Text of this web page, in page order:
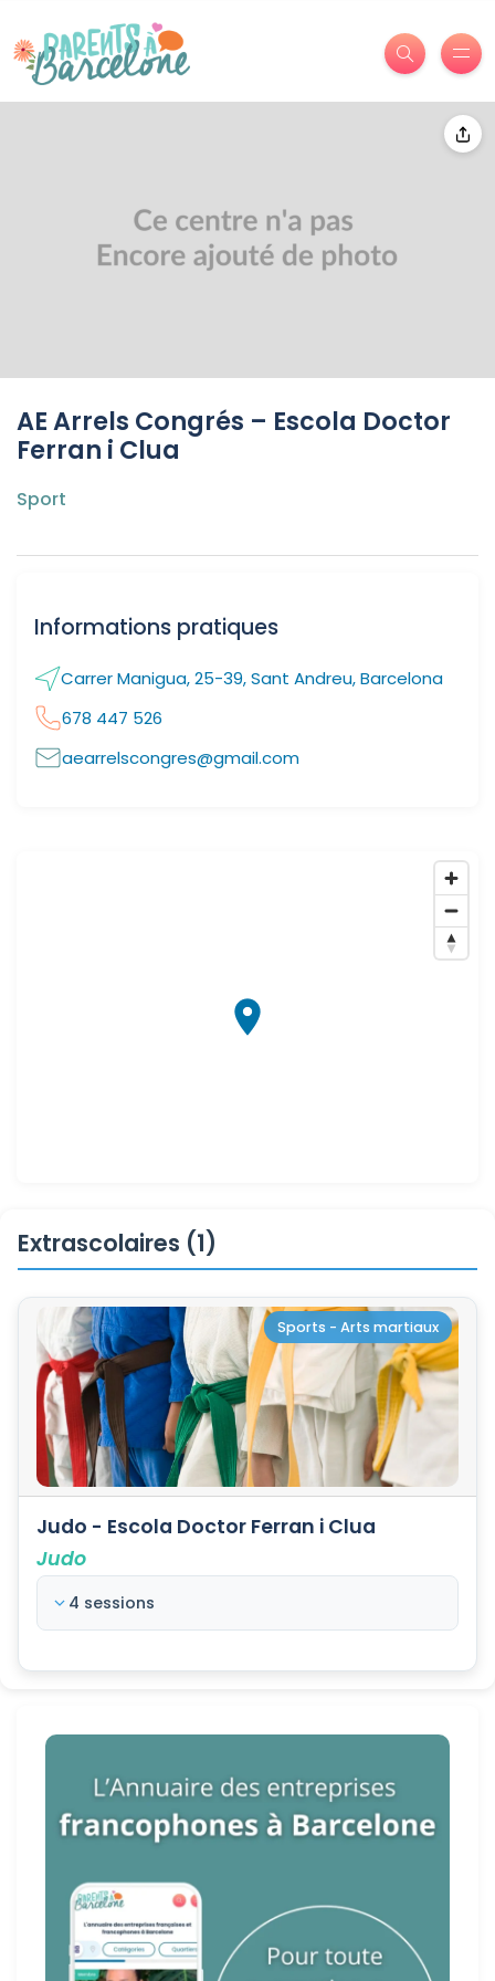
AE Arrels Congrés – Escola Doctor
Ferran i Clua
Sport
Informations pratiques
Carrer Manigua, 25-39, Sant Andreu, Barcelona
678 447 526
aearrelscongres@gmail.com
Extrascolaires (1)
Sports - Arts martiaux
Judo - Escola Doctor Ferran i Clua
Judo
4 sessions